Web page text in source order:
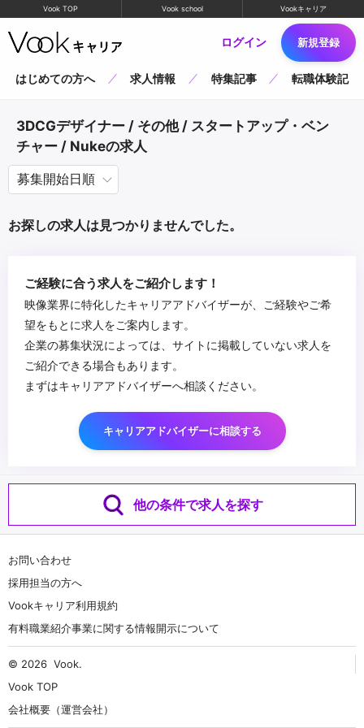
Vook TOP Vook school Vookキャリア
ログイン 新規登録
はじめての方へ 求人情報 特集記事 転職体験記
3DCGデザイナー / その他 / スタートアップ・ベン
チャー / Nukeの求人
お探しの求人は見つかりませんでした。
ご経験に合う求人をご紹介します！
映像業界に特化したキャリアアドバイザーが、ご経験やご希
望をもとに求人をご案内します。
企業の募集状況によっては、サイトに掲載していない求人を
ご紹介できる場合もあります。
まずはキャリアアドバイザーへ相談ください。
キャリアアドバイザーに相談する
他の条件で求人を探す
お問い合わせ
採用担当の方へ
Vookキャリア利用規約
有料職業紹介事業に関する情報開示について
© 2026 Vook.
Vook TOP
会社概要（運営会社）